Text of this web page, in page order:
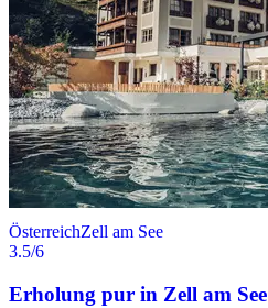
ÖsterreichZell am See
3.5/6
Erholung pur in Zell am See